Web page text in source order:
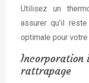
Utilisez un
assurer qu’il
optimale pour
Incorporation
rattrapage